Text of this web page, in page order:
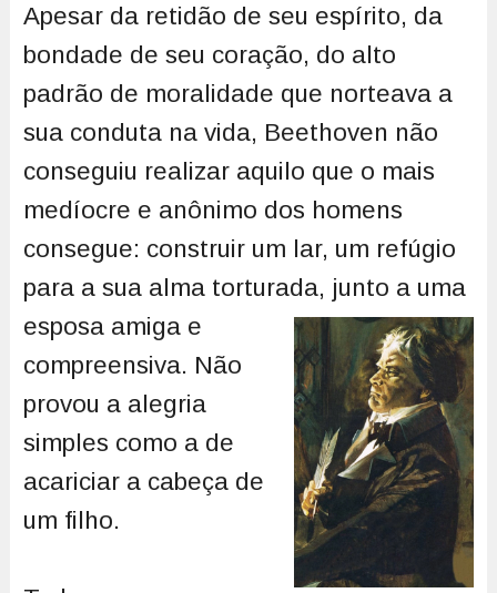
Apesar da retidão de seu espírito, da
bondade de seu coração, do alto
padrão de moralidade que norteava a
sua conduta na vida, Beethoven não
conseguiu realizar aquilo que o mais
medíocre e anônimo dos homens
consegue: construir um lar, um refúgio
para a sua alma torturada, junto a uma
esposa amiga e
compreensiva. Não
provou a alegria
simples como a de
acariciar a cabeça de
um filho.